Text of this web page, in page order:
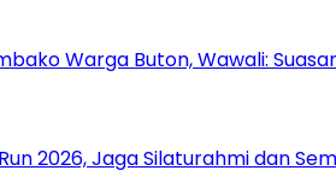
Warga Buton, Wawali:
2026, Jaga Silaturahmi dan